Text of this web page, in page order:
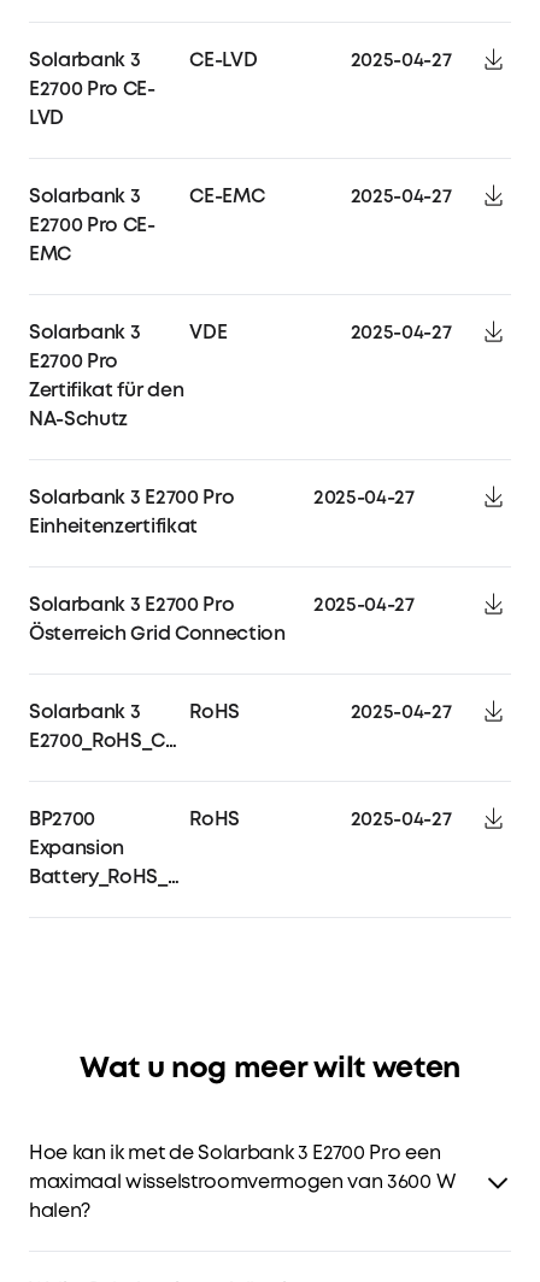
Solarbank 3
E2700 Pro CE-
LVD
CE-LVD 2025-04-27
Solarbank 3
E2700 Pro CE-
EMC
CE-EMC 2025-04-27
Solarbank 3
E2700 Pro
Zertifikat für den
NA-Schutz
VDE 2025-04-27
Solarbank 3 E2700 Pro
Einheitenzertifikat
2025-04-27
Solarbank 3 E2700 Pro
Österreich Grid Connection
2025-04-27
Solarbank 3
E2700_RoHS_Certificate
RoHS 2025-04-27
BP2700
Expansion
Battery_RoHS_Certificate
RoHS 2025-04-27
Wat u nog meer wilt weten
Hoe kan ik met de Solarbank 3 E2700 Pro een
maximaal wisselstroomvermogen van 3600 W
halen?